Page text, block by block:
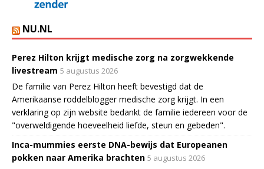
NU.NL
Perez Hilton krijgt medische zorg na zorgwekkende
livestream 5 augustus 2026
De familie van Perez Hilton heeft bevestigd dat de
Amerikaanse roddelblogger medische zorg krijgt. In een
verklaring op zijn website bedankt de familie iedereen voor de
"overweldigende hoeveelheid liefde, steun en gebeden".
Inca-mummies eerste DNA-bewijs dat Europeanen
pokken naar Amerika brachten 5 augustus 2026